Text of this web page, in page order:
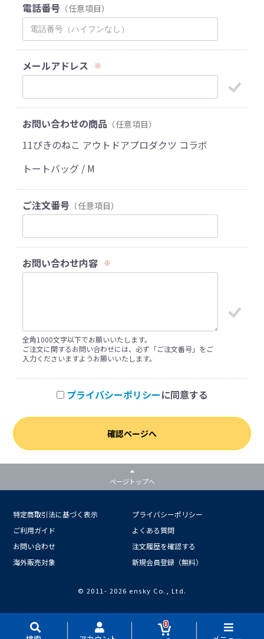
電話番号 （任意項目）
メールアドレス ※
お問い合わせの商品 （任意項目）
11ぴきのねこ アウトドアプロダクツ コラボ
トートバッグ / M
ご注文番号 （任意項目）
お問い合わせ内容 ※
全角1000文字以下でお願いいたします。
ご注文に関するお問い合わせには、必ず「ご注文番号」をご
入力くださいますようお願いいたします。
プライバシーポリシーに同意する
確認ページへ
0
ページトップへ
特定商取引法に基づく表示
プライバシーポリシー
ご利用ガイド
よくある質問
お問い合わせ
注文履歴を確認する
海外販売対象
新規会員登録（無料）
© 2011- 2026 ensky Co., Ltd.